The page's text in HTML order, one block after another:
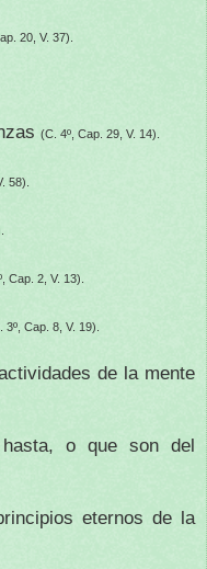
20, V. 37).
(C. 4º, Cap. 29, V. 14).
58).
Cap. 2, V. 13).
3º, Cap. 8, V. 19).
de la mente
o que son del
eternos de la